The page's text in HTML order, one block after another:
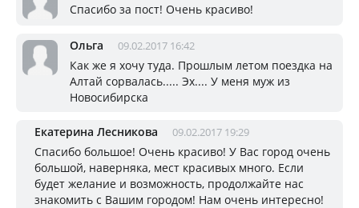
Спасибо за пост! Очень красиво!
Ольга 09.02.2017 16:42
Как же я хочу туда. Прошлым летом поездка на
Алтай сорвалась..... Эх.... У меня муж из
Новосибирска
Екатерина Лесникова 09.02.2017 19:29
Спасибо большое! Очень красиво! У Вас город очень
большой, наверняка, мест красивых много. Если
будет желание и возможность, продолжайте нас
знакомить с Вашим городом! Нам очень интересно!